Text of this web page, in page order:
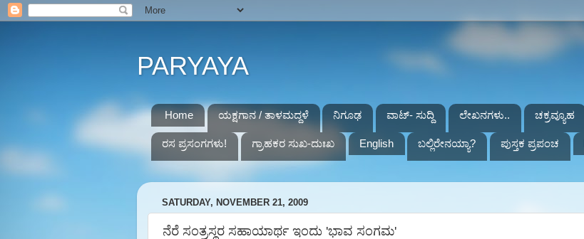
PARYAYA
Home ಯಕ್ಷಗಾನ / ತಾಳಮದ್ದಳೆ ನಿಗೂಢ ವಾಟ್- ಸುದ್ದಿ ಲೇಖನಗಳು.. ಚಕ್ರವ್ಯೂಹ
ರಸ ಪ್ರಸಂಗಗಳು! ಗ್ರಾಹಕರ ಸುಖ-ದುಃಖ English ಬಲ್ಲಿರೇನಯ್ಯಾ? ಪುಸ್ತಕ ಪ್ರಪಂಚ
SATURDAY, NOVEMBER 21, 2009
ನೆರೆ ಸಂತ್ರಸ್ಥರ ಸಹಾಯಾರ್ಥ ಇಂದು 'ಭಾವ ಸಂಗಮ'